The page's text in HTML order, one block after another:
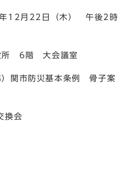
月22日（木） 午後2時
6階 大会議室
市防災基本条例 骨子案
会